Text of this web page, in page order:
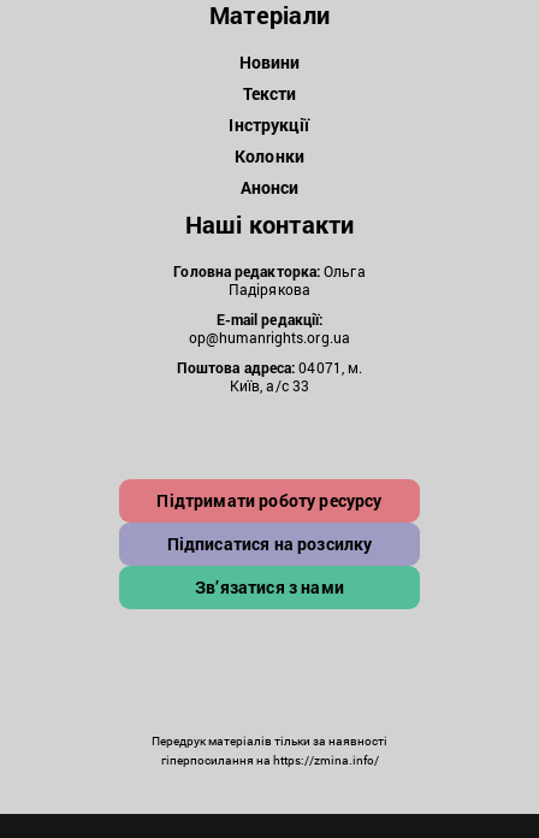
Матеріали
Новини
Тексти
Інструкції
Колонки
Анонси
Наші контакти
Головна редакторка:Ольга
Падірякова
E-mail редакції:
op@humanrights.org.ua
Поштова адреса:04071, м.
Київ, а/с 33
Підтримати роботу ресурсу
Підписатися на розсилку
Зв’язатися з нами
Передрук матеріалів тільки за наявності
гіперпосилання на https://zmina.info/